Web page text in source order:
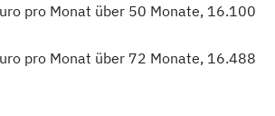
pro Monat über 50 Monate, 16.100
pro Monat über 72 Monate, 16.488